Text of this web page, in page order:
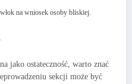
na wniosek osoby bliskiej.
jako ostateczność, warto znać
sekcji może być